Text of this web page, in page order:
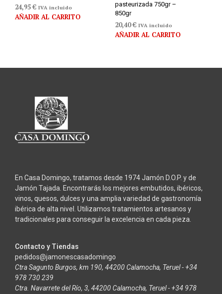
24,95€ IVA incluido
AÑADIR AL CARRITO
pasteurizada 750gr –
850gr
20,40€ IVA incluido
AÑADIR AL CARRITO
En Casa Domingo, tratamos desde 1974 Jamón D.O.P. y de
Jamón Tajada. Encontrarás los mejores embutidos, ibéricos,
vinos, quesos, dulces y una amplia variedad de gastronomía
ibérica de alta nivel. Utilizamos tratamientos artesanos y
tradicionales para conseguir la excelencia en cada pieza.
Contacto y Tiendas
pedidos@jamonescasadomingo
Ctra Sagunto Burgos, km 190, 44200 Calamocha, Teruel - +34
978 730 239
Ctra. Navarrete del Río, 3, 44200 Calamocha, Teruel - +34 978